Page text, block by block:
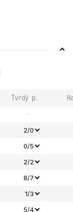
Tvrdý p.
-
2/0
0/5
2/2
8/7
1/3
5/4